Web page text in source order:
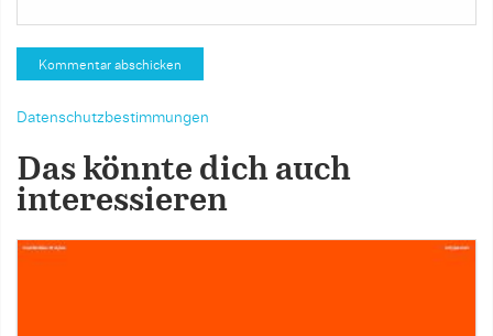
Datenschutzbestimmungen
Das könnte dich auch
interessieren